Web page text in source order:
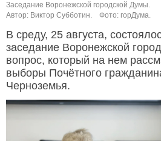
Заседание Воронежской городской Думы.
Автор: Виктор Субботин.
Фото: горДума.
В среду, 25 августа,
заседание Воронежской
вопрос, который на нем
выборы Почётного
Черноземья.